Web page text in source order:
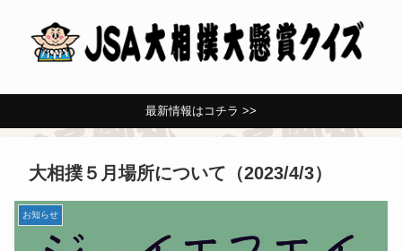
最新情報はコチラ >>
大相撲５月場所について（2023/4/3）
お知らせ